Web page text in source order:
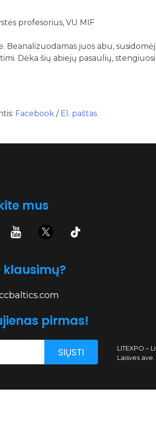
profesorius, VU MIF
Beanalizuodamas juos abu,
Dėka šių abiejų pasaulių,
Facebook / El. paštas
mus
klausimų?
pirmas!
SIŲSTI
LITEXPO –
Laisves